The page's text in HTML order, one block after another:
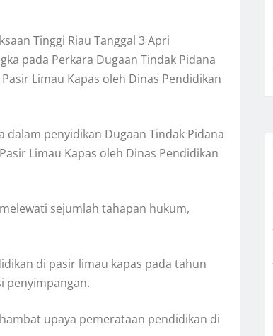
Tinggi Riau Tanggal 3 Apri
pada Perkara Dugaan Tindak Pidana
Limau Kapas oleh Dinas Pendidikan
penyidikan Dugaan Tindak Pidana
Limau Kapas oleh Dinas Pendidikan
sejumlah tahapan hukum,
di pasir limau kapas pada tahun
penyimpangan.
upaya pemerataan pendidikan di